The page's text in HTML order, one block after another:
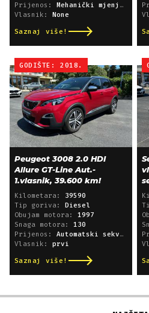
Prijenos: Mehanički mjenjač
Vlasnik: None
Saznaj više!
GODIŠTE: 2018.
Peugeot 3008 2.0 HDI
Allure GT-Line Aut.-
1.vlasnik, 39.600 km!
Kilometara: 39590
Tip goriva: Diesel
Obujam motora: 1997
Snaga motora: 130
Prijenos: Automatski sekvencijski
Vlasnik: prvi
Saznaj više!